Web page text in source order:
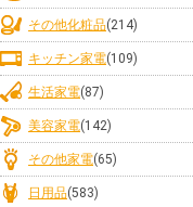
その他化粧品(214)
キッチン家電(109)
生活家電(87)
美容家電(142)
その他家電(65)
日用品(583)